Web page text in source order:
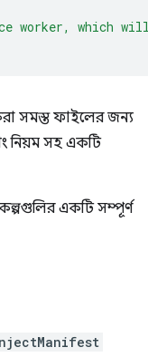
worker, which
সমস্ত ফাইলের জন্য
নিয়ম সহ একটি
একটি সম্পূর্ণ